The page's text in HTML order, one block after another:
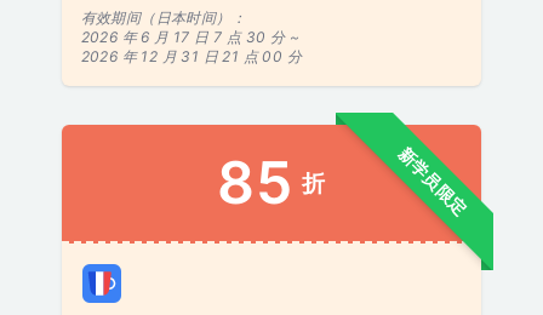
有效期间（日本时间）：
2026 年 6 月 17 日 7 点 30 分 ~
2026 年 12 月 31 日 21 点 00 分
新学员限定
85 折